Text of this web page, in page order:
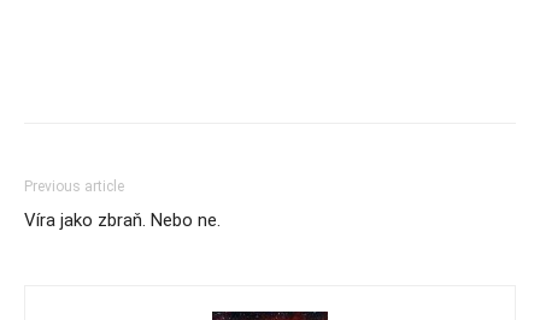
Previous article
Víra jako zbraň. Nebo ne.